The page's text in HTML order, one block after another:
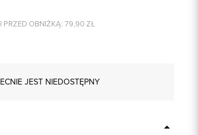
PRZED OBNIŻKĄ: 79,90 ZŁ
JEST NIEDOSTĘPNY